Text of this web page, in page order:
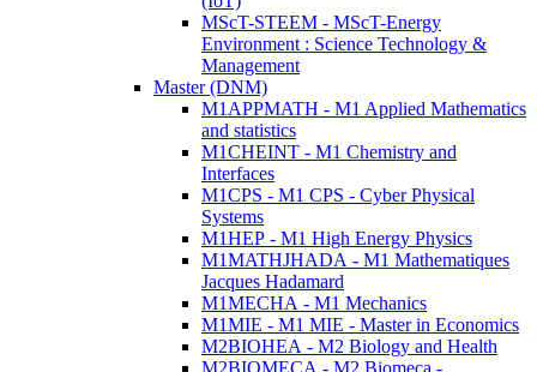
MScT-STEEM - MScT-Energy
Environment : Science Technology &
Management
Master (DNM)
M1APPMATH - M1 Applied Mathematics
and statistics
M1CHEINT - M1 Chemistry and
Interfaces
M1CPS - M1 CPS - Cyber Physical
Systems
M1HEP - M1 High Energy Physics
M1MATHJHADA - M1 Mathematiques
Jacques Hadamard
M1MECHA - M1 Mechanics
M1MIE - M1 MIE - Master in Economics
M2BIOHEA - M2 Biology and Health
M2BIOMECA - M2 Biomeca -